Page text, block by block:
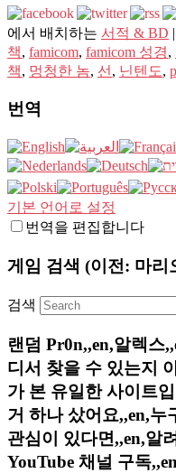
에서 배치하는 서적 & BD |
책, famicom, famicom 성경,
책, 멍청한 놈, 선 , 닌텐도,
번역
기본 언어로 설정
번역을 편집합니다
게임 검색 (이전: 마리
검색
랜덤 Pr0n,,en,알렉스
디서 찾을 수 있는지
가 본 유일한 사이트
거 하나 샀어요,,en,누
관심이 있다면,,en,알
YouTube 채널 구독